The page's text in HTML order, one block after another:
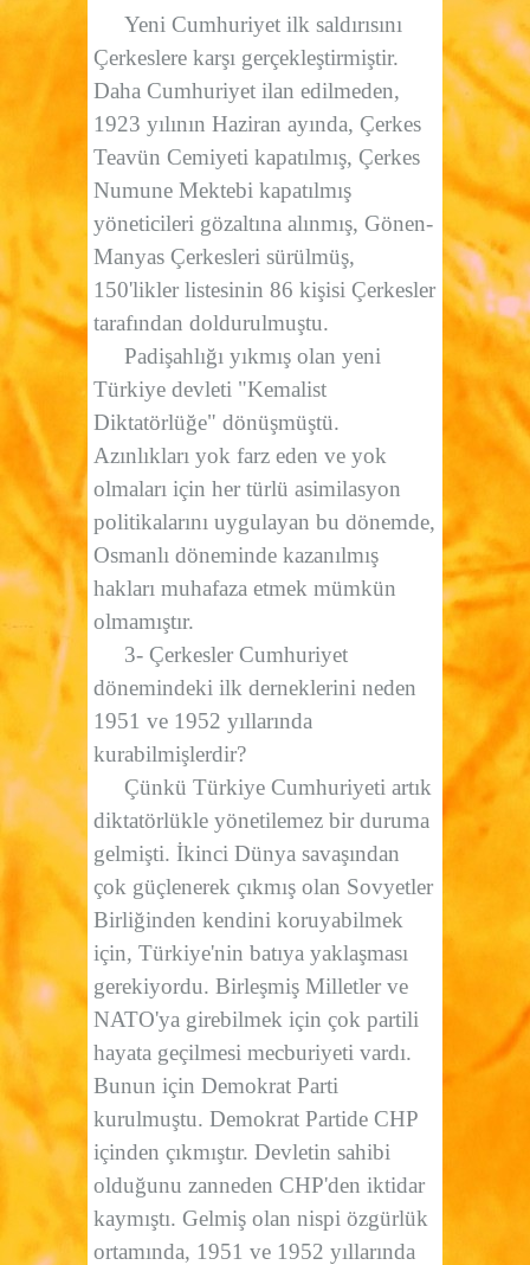
Yeni Cumhuriyet ilk saldırısını
Çerkeslere karşı gerçekleştirmiştir.
Daha Cumhuriyet ilan edilmeden,
1923 yılının Haziran ayında, Çerkes
Teavün Cemiyeti kapatılmış, Çerkes
Numune Mektebi kapatılmış
yöneticileri gözaltına alınmış, Gönen-
Manyas Çerkesleri sürülmüş,
150'likler listesinin 86 kişisi Çerkesler
tarafından doldurulmuştu.
Padişahlığı yıkmış olan yeni
Türkiye devleti "Kemalist
Diktatörlüğe" dönüşmüştü.
Azınlıkları yok farz eden ve yok
olmaları için her türlü asimilasyon
politikalarını uygulayan bu dönemde,
Osmanlı döneminde kazanılmış
hakları muhafaza etmek mümkün
olmamıştır.
3- Çerkesler Cumhuriyet
dönemindeki ilk derneklerini neden
1951 ve 1952 yıllarında
kurabilmişlerdir?
Çünkü Türkiye Cumhuriyeti artık
diktatörlükle yönetilemez bir duruma
gelmişti. İkinci Dünya savaşından
çok güçlenerek çıkmış olan Sovyetler
Birliğinden kendini koruyabilmek
için, Türkiye'nin batıya yaklaşması
gerekiyordu. Birleşmiş Milletler ve
NATO'ya girebilmek için çok partili
hayata geçilmesi mecburiyeti vardı.
Bunun için Demokrat Parti
kurulmuştu. Demokrat Partide CHP
içinden çıkmıştır. Devletin sahibi
olduğunu zanneden CHP'den iktidar
kaymıştı. Gelmiş olan nispi özgürlük
ortamında, 1951 ve 1952 yıllarında